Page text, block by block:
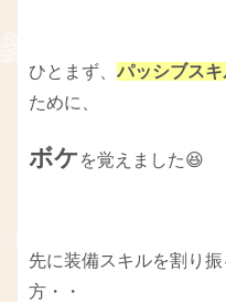
ひとまず、 パッシブスキ
ために、
ボケ を覚えました😆
先に装備スキルを割り
方・・